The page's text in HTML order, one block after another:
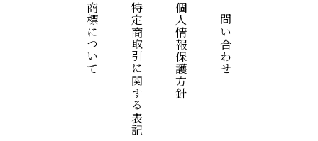
お問い合わせ
個人情報保護方針
特定商取引に関する表記
商標について